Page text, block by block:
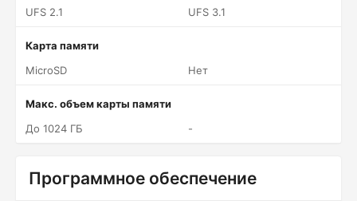
UFS 2.1
UFS 3.1
Карта памяти
MicroSD
Нет
Макс. объем карты памяти
До 1024 ГБ
-
Программное обеспечение